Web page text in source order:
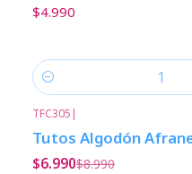
$4.990
Cantidad
TFC305 |
Tutos Algodón
$6.990$8.990